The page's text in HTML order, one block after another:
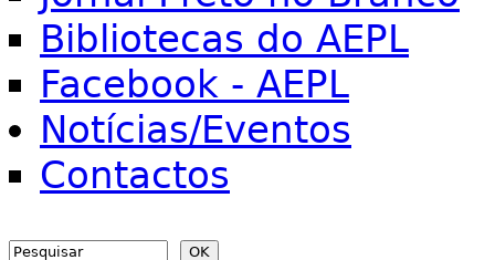
Bibliotecas do AEPL
Facebook - AEPL
Notícias/Eventos
Contactos